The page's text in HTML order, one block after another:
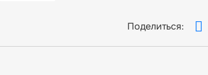
Поделиться: